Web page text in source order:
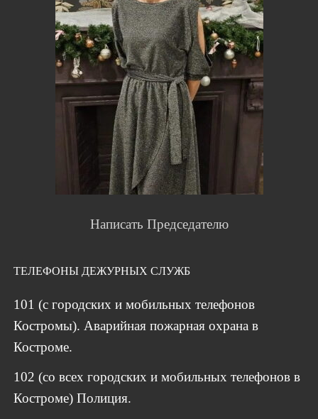
Написать Председателю
ТЕЛЕФОНЫ ДЕЖУРНЫХ СЛУЖБ
101 (с городских и мобильных телефонов
Костромы). Аварийная пожарная охрана в
Костроме.
102 (со всех городских и мобильных телефонов в
Костроме) Полиция.